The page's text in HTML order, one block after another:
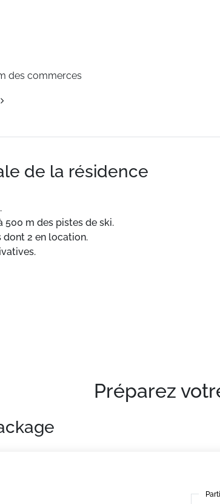
des commerces
de la résidence
500 m des pistes de ski.
2 en location.
Préparez